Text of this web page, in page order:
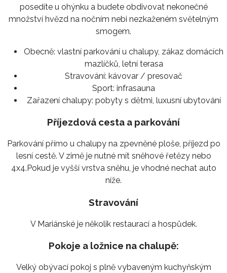
posedíte u ohýnku a budete obdivovat nekonečné
množství hvězd na nočním nebi nezkaženém světelným
smogem.
Obecně: vlastní parkování u chalupy, zákaz domácích
mazlíčků, letní terasa
Stravování: kávovar / presovač
Sport: infrasauna
Zařazení chalupy: pobyty s dětmi, luxusní ubytování
Příjezdová cesta a parkování
Parkování přímo u chalupy na zpevněné ploše, příjezd po
lesní cestě. V zimě je nutné mít sněhové řetězy nebo
4x4.Pokud je vyšší vrstva sněhu, je vhodné nechat auto
níže.
Stravování
V Mariánské je několik restaurací a hospůdek.
Pokoje a ložnice na chalupě:
Velký obývací pokoj s plně vybaveným kuchyňským